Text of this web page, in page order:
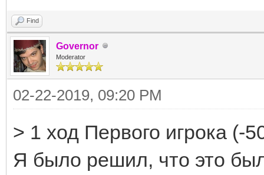
Find
Governor
Moderator
02-22-2019, 09:20 PM
> 1 ход Первого игрока (-
Я было решил, что это